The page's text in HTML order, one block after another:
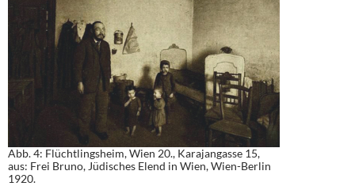
Abb. 4: Flüchtlingsheim, Wien 20., Karajangasse 15,
aus: Frei Bruno, Jüdisches Elend in Wien, Wien-Berlin
1920.